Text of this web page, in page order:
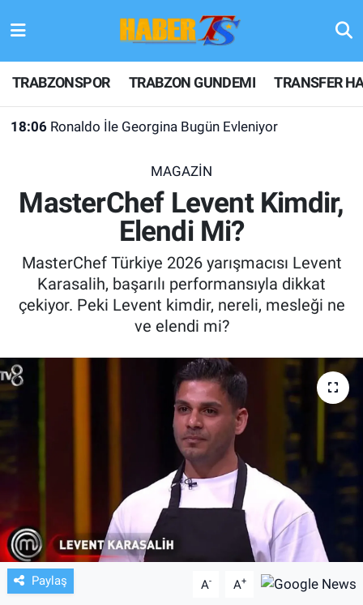
TRABZONSPOR TRABZON GUNDEMI TRANSFER
18:06 Ronaldo İle Georgina Bugün Evleniyor
MAGAZİN
MasterChef Levent Kimdir,
Elendi Mi?
MasterChef Türkiye 2026 yarışmacısı Levent
Karasalih, başarılı performansıyla dikkat
çekiyor. Peki Levent kimdir, nereli, mesleği ne
ve elendi mi?
Paylaş A- A+
TRABZONSPOR
TRABZON GUNDEMI
KULİS MEYDANI
1461 TRABZON
FUTBOL
KÜLTÜR SANAT
Hava Durumu
Trafik Durumu
Son Dakika Haberleri
Haber Arşivi